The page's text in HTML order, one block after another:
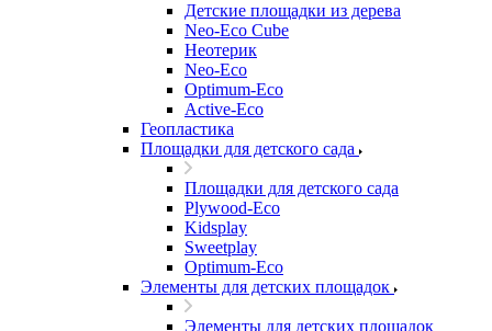
Детские площадки из дерева
Neo-Eco Cube
Неотерик
Neo-Eco
Оptimum-Еco
Active-Eco
Геопластика
Площадки для детского сада
Площадки для детского сада
Plywood-Eco
Kidsplay
Sweetplay
Оptimum-Еco
Элементы для детских площадок
Элементы для детских площадок